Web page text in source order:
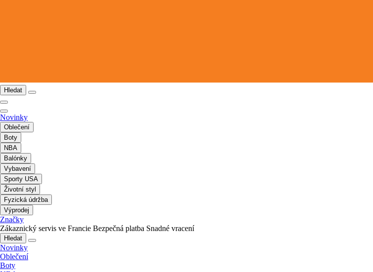
Hledat
Novinky
Oblečení
Boty
NBA
Balónky
Vybavení
Sporty USA
Životní styl
Fyzická údržba
Výprodej
Značky
Zákaznický servis ve Francie Bezpečná platba Snadné vracení
Hledat
Novinky
Oblečení
Boty